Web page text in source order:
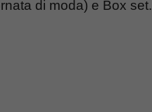
di moda) e Box set.